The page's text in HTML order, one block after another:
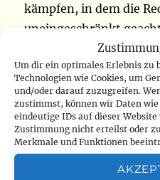
Um dir ein optimales Erlebnis zu
Technologien wie Cookies, um
und/oder darauf zuzugreifen.
zustimmst, können wir Daten
eindeutige IDs auf dieser
Zustimmung nicht erteilst oder
Merkmale und Funktionen
kämpfen, in dem die
uneingeschränkt
Kinderreporter,
(www.radiookapi.net)
Eine
Instituts für
Montag, den 27.
Vizeprovinzgouverneur